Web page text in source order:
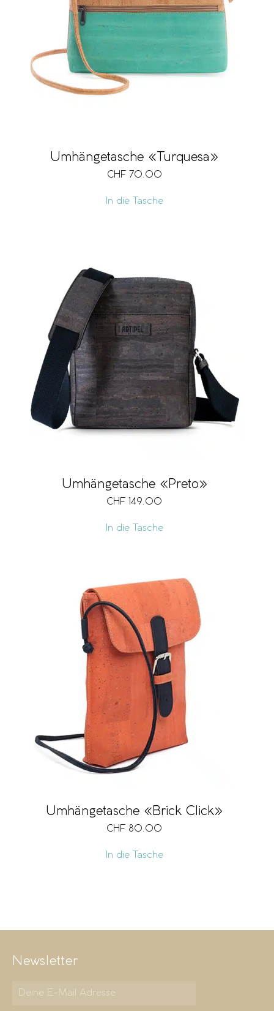
Umhängetasche «Turquesa»
CHF 70.00
In die Tasche
Umhängetasche «Preto»
CHF 149.00
In die Tasche
Umhängetasche «Brick Click»
CHF 80.00
In die Tasche
Newsletter